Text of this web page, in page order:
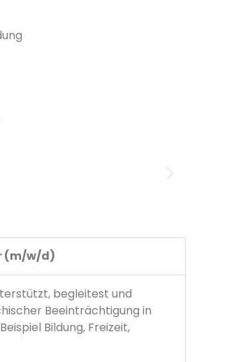
(m/w/d)
begleitest und
Beeinträchtigung in
Bildung, Freizeit,